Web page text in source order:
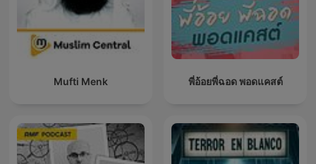
Mufti Menk พี่อ้อยพี่ฉอด พอดแคสต์